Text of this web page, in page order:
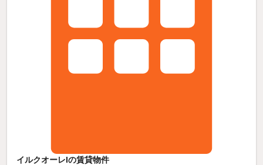
イルクオーレIの賃貸物件